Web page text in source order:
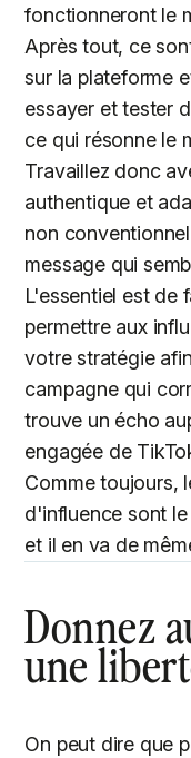
fonctionneront le
Après tout, ce
sur la plateforme
essayer et tester
ce qui résonne le
Travaillez donc
authentique et
non
message qui
L'essentiel est de
permettre aux
votre stratégie
campagne qui
trouve un écho
engagée de
Comme toujours,
d'influence sont
et il en va de
Donnez
une
On peut dire que